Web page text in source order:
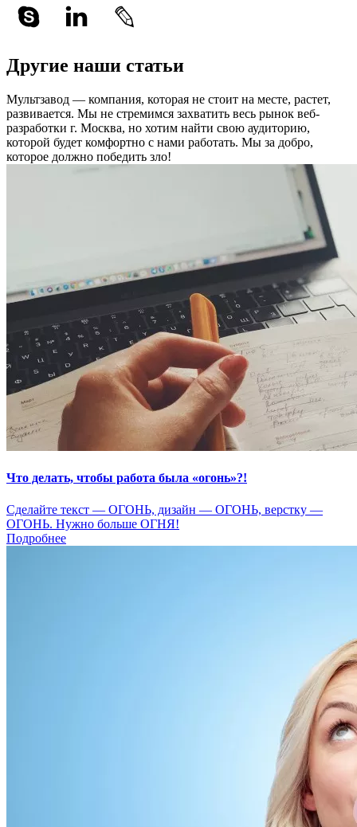
Другие наши статьи
Мультзавод — компания, которая не стоит на месте, растет,
развивается. Мы не стремимся захватить весь рынок веб-
разработки г. Москва, но хотим найти свою аудиторию,
которой будет комфортно с нами работать. Мы за добро,
которое должно победить зло!
Что делать, чтобы работа была «огонь»?!
Сделайте текст — ОГОНЬ, дизайн — ОГОНЬ, верстку —
ОГОНЬ. Нужно больше ОГНЯ!
Подробнее